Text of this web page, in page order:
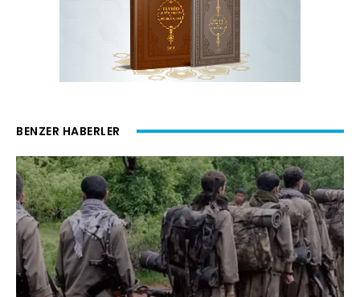
BENZER HABERLER